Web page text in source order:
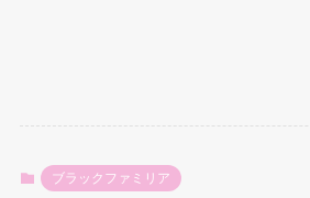
ブラックファミリア